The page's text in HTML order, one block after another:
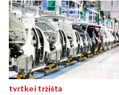
tvrtke i tržišta